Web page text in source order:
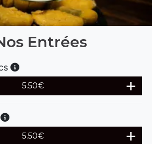
Entrées
5.50€
5.50€